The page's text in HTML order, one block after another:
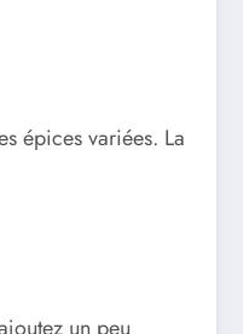
épices variées. La
un peu